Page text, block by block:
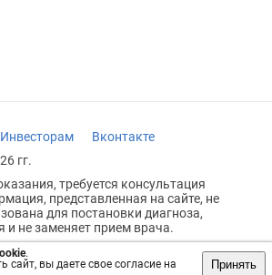
.
сайт, вы даете свое согласие на
Принять
Инвесторам
Вконтакте
гг.
требуется консультация
представленная на сайте, не
для постановки диагноза,
и не заменяет прием врача.
18+